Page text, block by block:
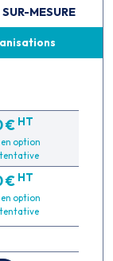
SUR-MESURE
€ HT
option
€ HT
option